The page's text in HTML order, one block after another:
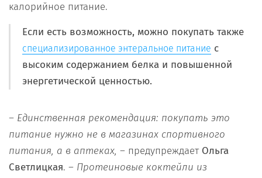
калорийное питание.
Если есть возможность, можно покупать также
специализированное энтеральное питание с
высоким содержанием белка и повышенной
энергетической ценностью.
– Единственная рекомендация: покупать это
питание нужно не в магазинах спортивного
питания, а в аптеках, – предупреждает Ольга
Светлицкая. – Протеиновые коктейли из